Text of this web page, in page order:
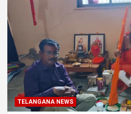
TELANGANA NEWS